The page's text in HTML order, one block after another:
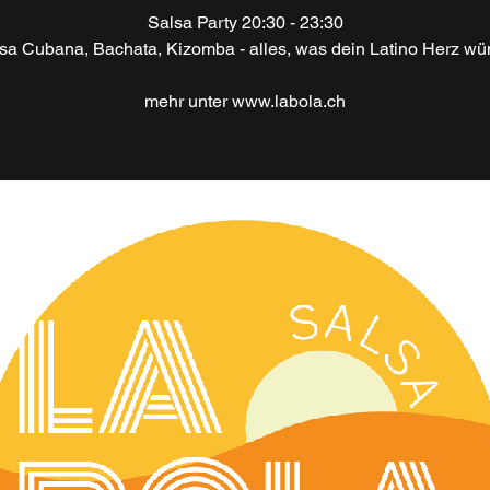
Salsa Party 20:30 - 23:30
Cubana, Bachata, Kizomba - alles, was dein Latino Herz
mehr unter www.labola.ch